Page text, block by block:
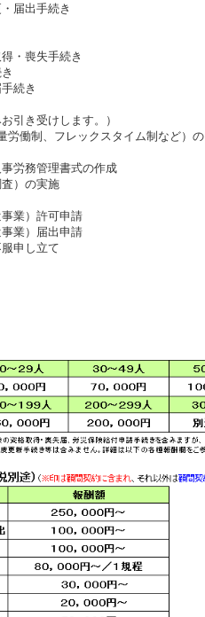
届出手続き
・喪失手続き
続き
引き受けします。）
労働制、フレックスタイム制など）の
労務管理書式の作成
）の実施
業）許可申請
業）届出申請
申し立て